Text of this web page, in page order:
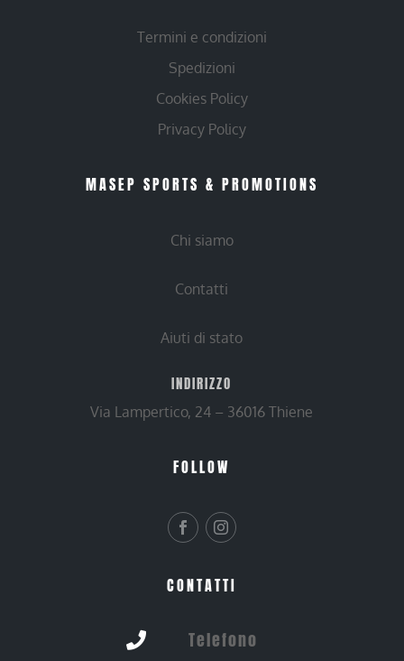
Termini e condizioni
Spedizioni
Cookies Policy
Privacy Policy
MASEP SPORTS & PROMOTIONS
Chi siamo
Contatti
Aiuti di stato
INDIRIZZO
Via Lampertico, 24 – 36016 Thiene
FOLLOW
CONTATTI
 Telefono